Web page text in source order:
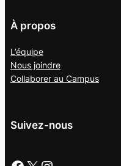
À propos
L’équipe
Nous joindre
Collaborer au Campus
Suivez-nous